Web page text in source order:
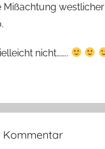
Mißachtung westlicher
nicht……..
Kommentar